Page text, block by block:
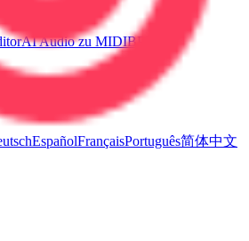
AI Audio zu MIDIBPM
EspañolFrançaisPortuguês简体中文